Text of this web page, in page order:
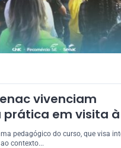
vivenciam
prática em visita à
pedagógico do curso, que visa
contexto...